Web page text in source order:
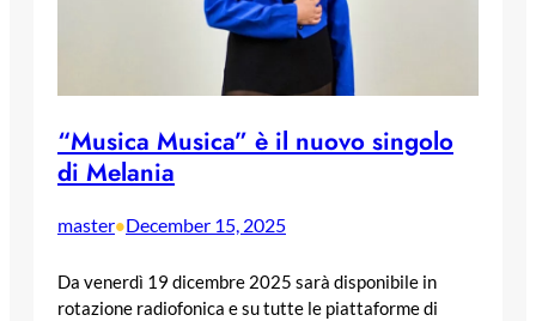
“Musica Musica” è il nuovo singolo
di Melania
master•December 15, 2025
Da venerdì 19 dicembre 2025 sarà disponibile in
rotazione radiofonica e su tutte le piattaforme di